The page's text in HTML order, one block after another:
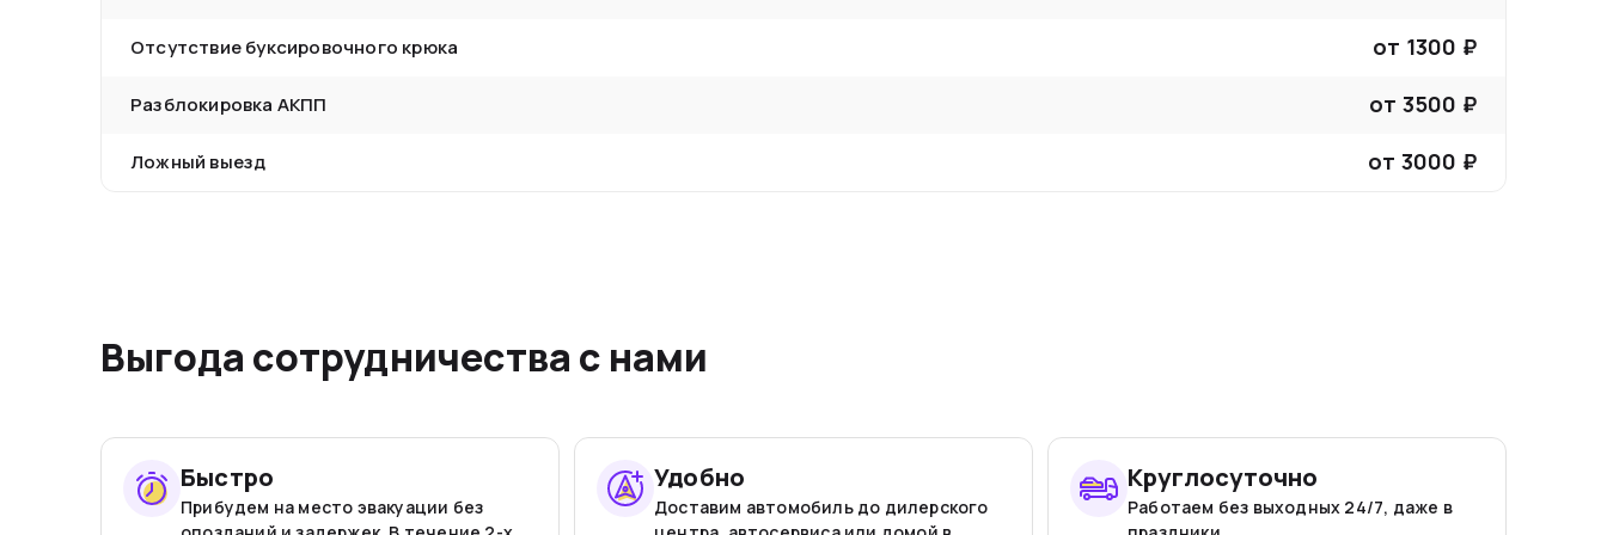
Отсутствие буксировочного крюка от 1300 ₽
Разблокировка АКПП от 3500 ₽
Ложный выезд от 3000 ₽
Выгода сотрудничества с нами
Быстро
Прибудем на место эвакуации без
Удобно
Доставим автомобиль до дилерского
Круглосуточно
Работаем без выходных 24/7, даже в